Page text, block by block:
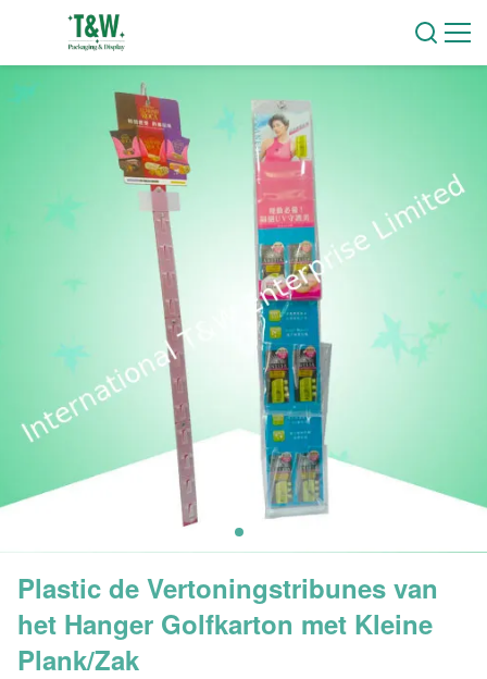
Plastic de Vertoningstribunes van
het Hanger Golfkarton met Kleine
Plank/Zak